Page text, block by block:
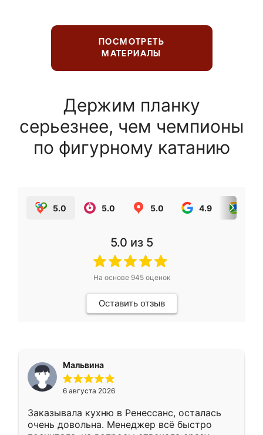
ПОСМОТРЕТЬ
МАТЕРИАЛЫ
Держим планку
серьезнее, чем чемпионы
по фигурному катанию
5.0 5.0 5.0 4.9
5.0 из 5
На основе 945оценок
Оставить отзыв
Мальвина
6 августа 2026
Заказывала кухню в Ренессанс, осталась
очень довольна. Менеджер всё быстро